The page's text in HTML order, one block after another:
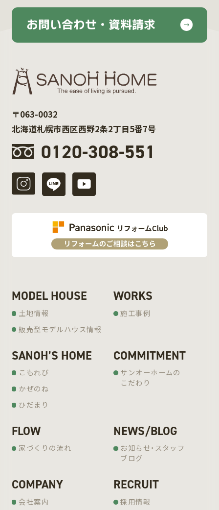
お問い合わせ・資料請求
〒063-0032
北海道札幌市西区西野2条2丁目5番7号
0120-308-551
MODEL HOUSE
土地情報
販売型モデルハウス情報
WORKS
施工事例
SANOH’S HOME
こもれび
かぜのね
ひだまり
COMMITMENT
サンオーホームの
こだわり
FLOW
家づくりの流れ
NEWS/BLOG
お知らせ・スタッフ
ブログ
COMPANY
会社案内
RECRUIT
採用情報